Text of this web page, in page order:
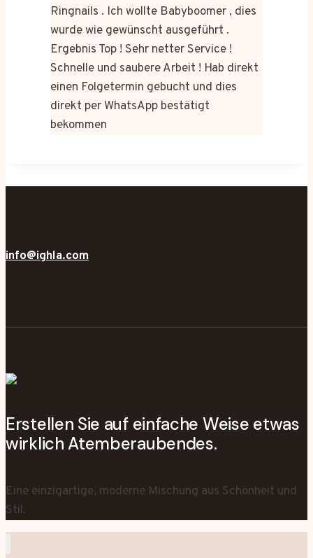
Ringnails . Ich wollte Babyboomer , dies
wurde wie gewünscht ausgeführt .
Ergebnis Top ! Sehr netter Service !
Schnelle und saubere Arbeit ! Hab direkt
einen Folgetermin gebucht und dies
direkt per WhatsApp bestätigt
bekommen
info@ighla.com
Erstellen Sie auf einfache Weise etwas
wirklich Atemberaubendes.
Eine einzigartige, moderne Mischung aus Schönheit und
Stil.